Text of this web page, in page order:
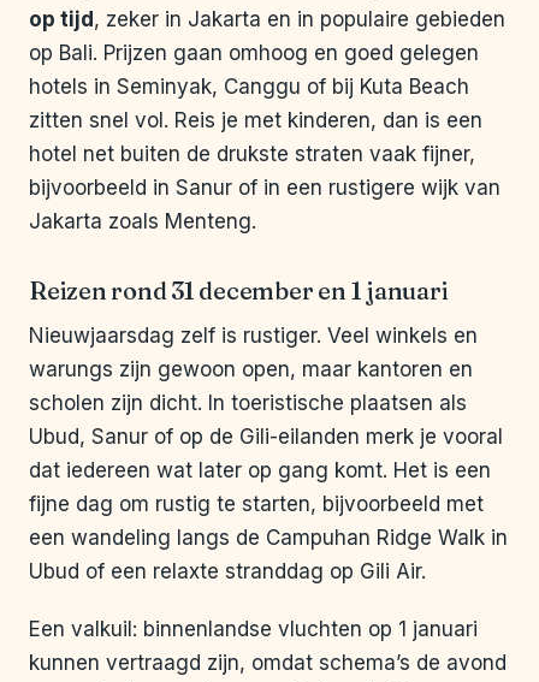
op tijd , zeker in Jakarta en in populaire gebieden
op Bali. Prijzen gaan omhoog en goed gelegen
hotels in Seminyak, Canggu of bij Kuta Beach
zitten snel vol. Reis je met kinderen, dan is een
hotel net buiten de drukste straten vaak fijner,
bijvoorbeeld in Sanur of in een rustigere wijk van
Jakarta zoals Menteng.
Reizen rond 31 december en 1 januari
Nieuwjaarsdag zelf is rustiger. Veel winkels en
warungs zijn gewoon open, maar kantoren en
scholen zijn dicht. In toeristische plaatsen als
Ubud, Sanur of op de Gili-eilanden merk je vooral
dat iedereen wat later op gang komt. Het is een
fijne dag om rustig te starten, bijvoorbeeld met
een wandeling langs de Campuhan Ridge Walk in
Ubud of een relaxte stranddag op Gili Air.
Een valkuil: binnenlandse vluchten op 1 januari
kunnen vertraagd zijn, omdat schema’s de avond